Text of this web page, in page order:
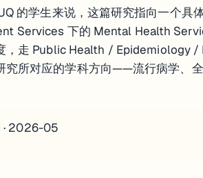
的学生来说，这篇研究指向一个具
Services 下的 Mental Health
，走 Public Health / Epidemiology
究所对应的学科方向——流行病学、
· 2026-05